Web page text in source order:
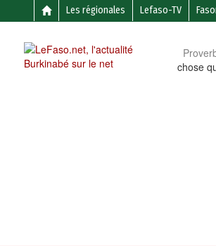
Les régionales Lefaso-TV
chose